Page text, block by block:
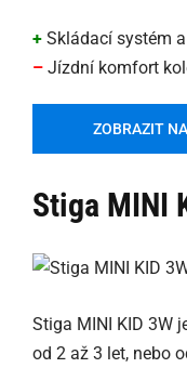
+ Skládací systém
– Jízdní komfort
ZOBRAZIT
Stiga MINI
Stiga MINI KID 3W
od 2 až 3 let, nebo